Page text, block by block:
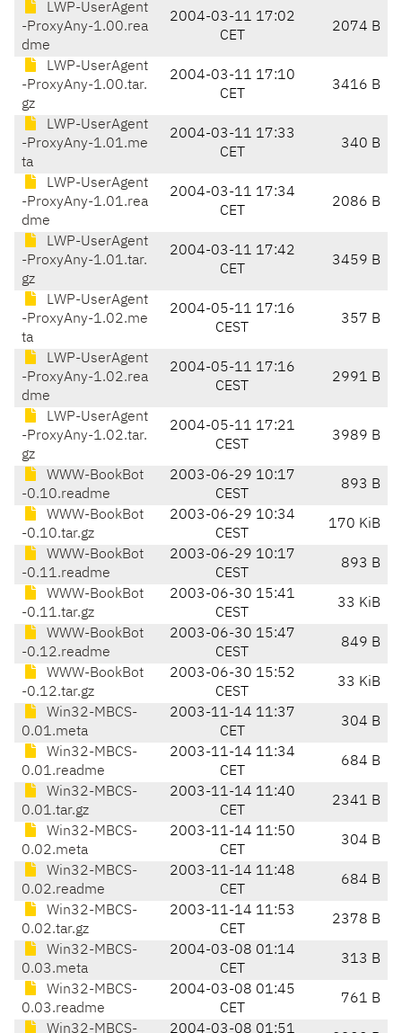
LWP-UserAgent
-ProxyAny-1.00.rea
dme
2004-03-11 17:02
CET
2074 B
LWP-UserAgent
-ProxyAny-1.00.tar.
gz
2004-03-11 17:10
CET
3416 B
LWP-UserAgent
-ProxyAny-1.01.me
ta
2004-03-11 17:33
CET
340 B
LWP-UserAgent
-ProxyAny-1.01.rea
dme
2004-03-11 17:34
CET
2086 B
LWP-UserAgent
-ProxyAny-1.01.tar.
gz
2004-03-11 17:42
CET
3459 B
LWP-UserAgent
-ProxyAny-1.02.me
ta
2004-05-11 17:16
CEST
357 B
LWP-UserAgent
-ProxyAny-1.02.rea
dme
2004-05-11 17:16
CEST
2991 B
LWP-UserAgent
-ProxyAny-1.02.tar.
gz
2004-05-11 17:21
CEST
3989 B
WWW-BookBot
-0.10.readme
2003-06-29 10:17
CEST
893 B
WWW-BookBot
-0.10.tar.gz
2003-06-29 10:34
CEST
170 KiB
WWW-BookBot
-0.11.readme
2003-06-29 10:17
CEST
893 B
WWW-BookBot
-0.11.tar.gz
2003-06-30 15:41
CEST
33 KiB
WWW-BookBot
-0.12.readme
2003-06-30 15:47
CEST
849 B
WWW-BookBot
-0.12.tar.gz
2003-06-30 15:52
CEST
33 KiB
Win32-MBCS-
0.01.meta
2003-11-14 11:37
CET
304 B
Win32-MBCS-
0.01.readme
2003-11-14 11:34
CET
684 B
Win32-MBCS-
0.01.tar.gz
2003-11-14 11:40
CET
2341 B
Win32-MBCS-
0.02.meta
2003-11-14 11:50
CET
304 B
Win32-MBCS-
0.02.readme
2003-11-14 11:48
CET
684 B
Win32-MBCS-
0.02.tar.gz
2003-11-14 11:53
CET
2378 B
Win32-MBCS-
0.03.meta
2004-03-08 01:14
CET
313 B
Win32-MBCS-
0.03.readme
2004-03-08 01:45
CET
761 B
Win32-MBCS- 2004-03-08 01:51